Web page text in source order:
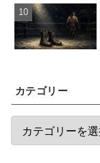
カテゴリー